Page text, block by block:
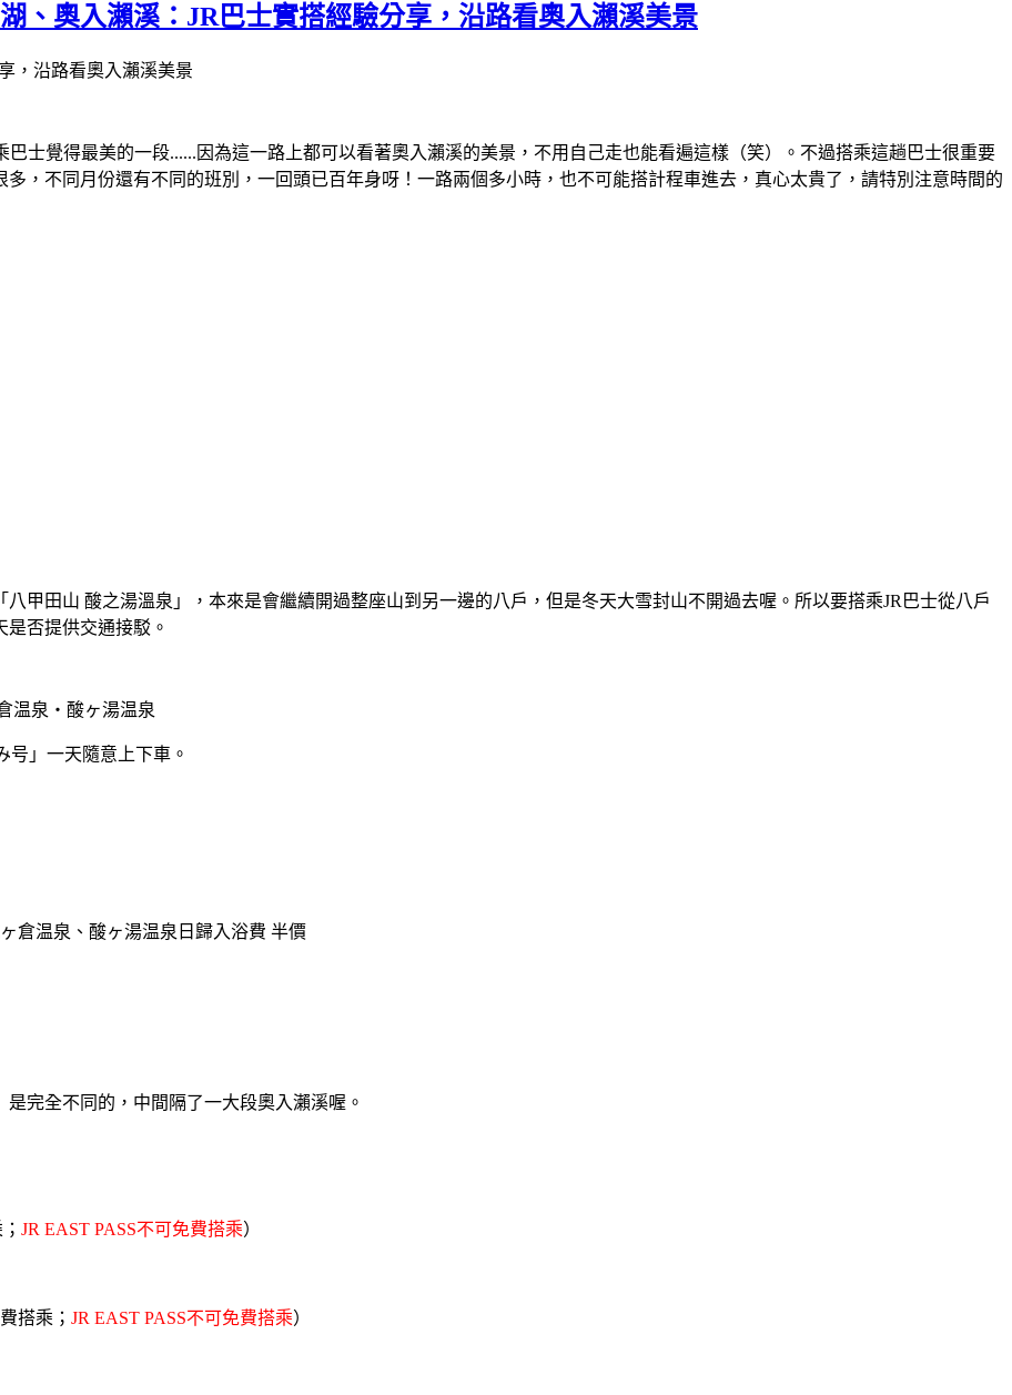
、奧入瀨溪：JR巴士實搭經驗分享，沿路看奧入瀨溪美景
，沿路看奧入瀨溪美景
士覺得最美的一段......因為這一路上都可以看著奧入瀨溪的美景，不用自己走也能看遍這樣（笑）。不過搭乘這趟巴士很重要
，不同月份還有不同的班別，一回頭已百年身呀！一路兩個多小時，也不可能搭計程車進去，真心太貴了，請特別注意時間的
甲田山 酸之湯溫泉」，本來是會繼續開過整座山到另一邊的八戶，但是冬天大雪封山不開過去喔。所以要搭乘JR巴士從八戶
否提供交通接駁。
温泉・酸ヶ湯温泉
号」一天隨意上下車。
倉温泉、酸ヶ湯温泉日歸入浴費 半價
完全不同的，中間隔了一大段奧入瀨溪喔。
JR EAST PASS不可免費搭乘）
搭乘； JR EAST PASS不可免費搭乘）